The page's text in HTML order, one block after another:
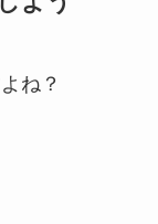
ね？